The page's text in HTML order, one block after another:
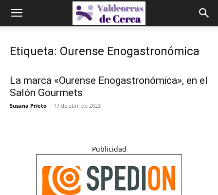
Etiqueta: Ourense Enogastronómica
La marca «Ourense Enogastronómica», en el
Salón Gourmets
Susana Prieto - 17 de abril de 2023
Publicidad